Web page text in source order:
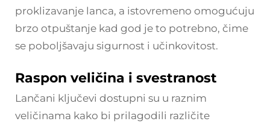
proklizavanje lanca, a istovremeno omogućuju
brzo otpuštanje kad god je to potrebno, čime
se poboljšavaju sigurnost i učinkovitost.
Raspon veličina i svestranost
Lančani ključevi dostupni su u raznim
veličinama kako bi prilagodili različite